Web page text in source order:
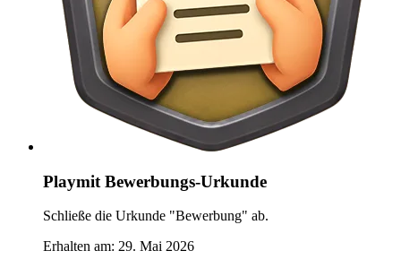
Playmit Bewerbungs-Urkunde
Schließe die Urkunde "Bewerbung" ab.
Erhalten am: 29. Mai 2026